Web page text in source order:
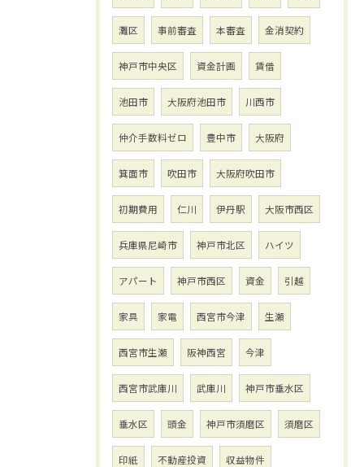
灘区 事前審査 本審査 金消契約
神戸市中央区 資金計画 賃借
池田市 大阪府池田市 川西市
仲介手数料ゼロ 豊中市 大阪府
箕面市 吹田市 大阪府吹田市
初期費用 仁川 伊丹駅 大阪市西区
兵庫県尼崎市 神戸市北区 ハイツ
アパート 神戸市西区 資金 引越
家具 家電 西宮市今津 生瀬
西宮市生瀬 阪神西宮 今津
西宮市武庫川 武庫川 神戸市垂水区
垂水区 頭金 神戸市須磨区 須磨区
印紙 不動産投資 収益物件